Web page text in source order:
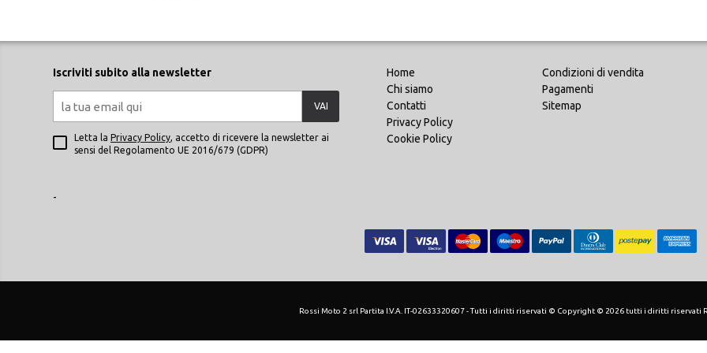
Iscriviti subito alla newsletter
VAI
Letta la Privacy Policy, accetto di ricevere la newsletter ai
sensi del Regolamento UE 2016/679 (GDPR)
Home
Chi siamo
Contatti
Privacy Policy
Cookie Policy
Condizioni di vendita
Pagamenti
Sitemap
-
Rossi Moto 2 srl Partita I.V.A. IT-02633320607 - Tutti i diritti riservati © Copyright © 2026 tutti i diritti riservati